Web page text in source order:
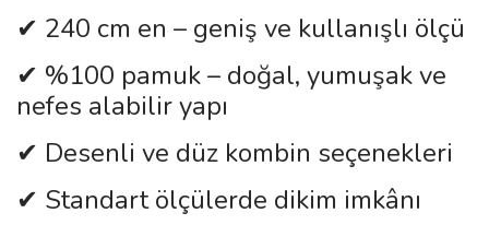
✔ 240 cm en – geniş ve kullanışlı ölçü
✔ %100 pamuk – doğal, yumuşak ve
nefes alabilir yapı
✔ Desenli ve düz kombin seçenekleri
✔ Standart ölçülerde dikim imkânı